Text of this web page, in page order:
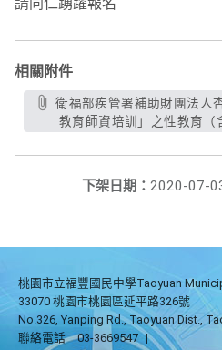
相關附件
衛福部疾管署補助財團法人杏陵醫學基金會辦理「學校性
教育師資培訓」之性教育
下架日期： 2020-07-
桃園市立福豐國民中學Taoyuan
33070 桃園市桃園區延平路326號
No.326, Yanping Rd., Taoyuan Dist.,
聯絡電話
03-3669547 |